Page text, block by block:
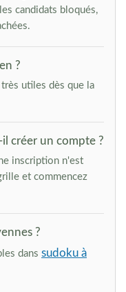
candidats bloqués,
?
utiles dès que la
créer un compte ?
inscription n'est
et commencez
?
dans sudoku à